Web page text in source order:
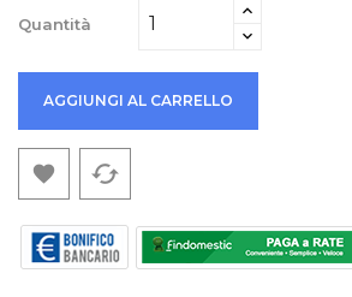
Quantità
AGGIUNGI AL CARRELLO
 cached